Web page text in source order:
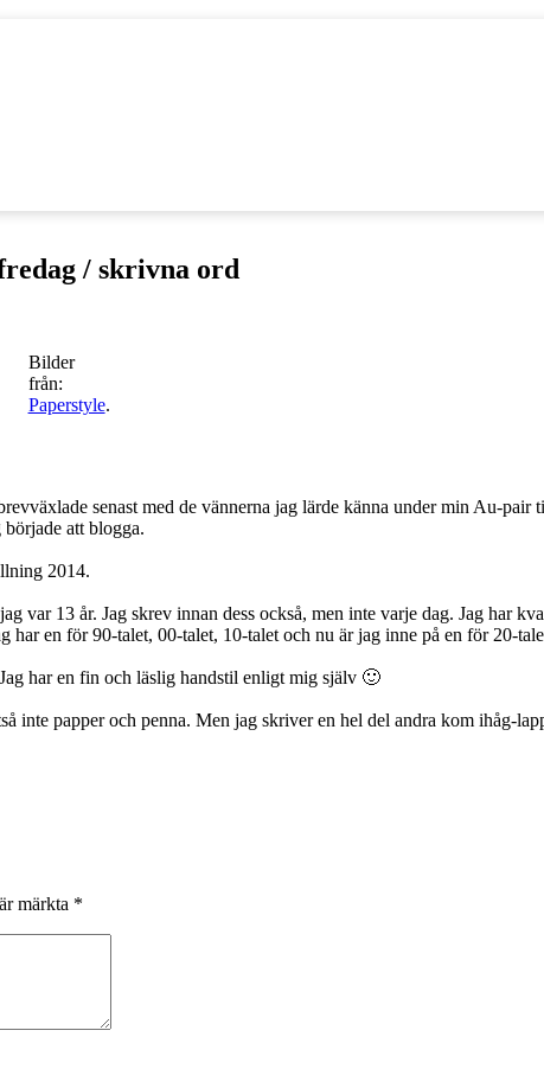
/ skrivna ord
Bilder
från:
Paperstyle.
senast med de vännerna jag lärde känna under min Au-pair
att blogga.
2014.
var 13 år. Jag skrev innan dess också, men inte varje dag. Jag har
har en för 90-talet, 00-talet, 10-talet och nu är jag inne på en för 20-
har en fin och läslig handstil enligt mig själv 🙂
inte papper och penna. Men jag skriver en hel del andra kom ihåg-
märkta *